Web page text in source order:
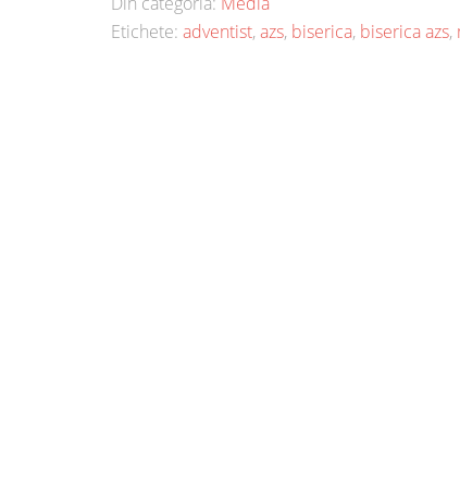
Etichete: adventist,azs, biserica, biserica azs,